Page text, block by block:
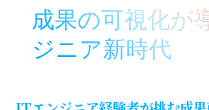
成果の可視化が
ジニア新時代